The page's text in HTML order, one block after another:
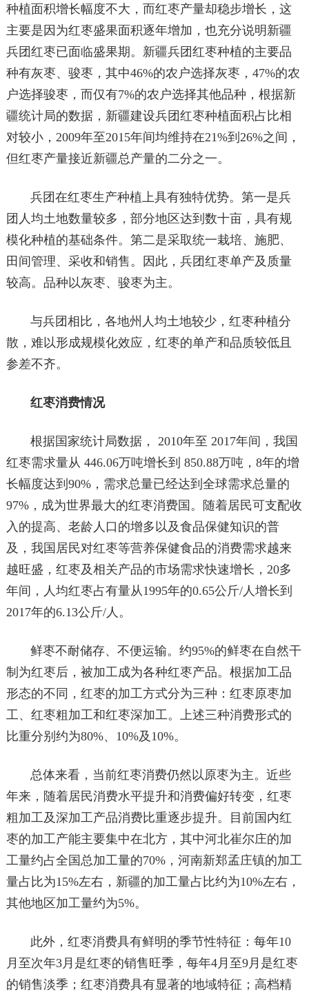
种植面积增长幅度不大，而红枣产量却稳步增长，这
主要是因为红枣盛果面积逐年增加，也充分说明新疆
兵团红枣已面临盛果期。新疆兵团红枣种植的主要品
种有灰枣、骏枣，其中46%的农户选择灰枣，47%的农
户选择骏枣，而仅有7%的农户选择其他品种，根据新
疆统计局的数据，新疆建设兵团红枣种植面积占比相
对较小，2009年至2015年间均维持在21%到26%之间，
但红枣产量接近新疆总产量的二分之一。
兵团在红枣生产种植上具有独特优势。第一是兵
团人均土地数量较多，部分地区达到数十亩，具有规
模化种植的基础条件。第二是采取统一栽培、施肥、
田间管理、采收和销售。因此，兵团红枣单产及质量
较高。品种以灰枣、骏枣为主。
与兵团相比，各地州人均土地较少，红枣种植分
散，难以形成规模化效应，红枣的单产和品质较低且
参差不齐。
红枣消费情况
根据国家统计局数据， 2010年至 2017年间，我国
红枣需求量从 446.06万吨增长到 850.88万吨，8年的增
长幅度达到90%，需求总量已经达到全球需求总量的
97%，成为世界最大的红枣消费国。随着居民可支配收
入的提高、老龄人口的增多以及食品保健知识的普
及，我国居民对红枣等营养保健食品的消费需求越来
越旺盛，红枣及相关产品的市场需求快速增长，20多
年间，人均红枣占有量从1995年的0.65公斤/人增长到
2017年的6.13公斤/人。
鲜枣不耐储存、不便运输。约95%的鲜枣在自然干
制为红枣后，被加工成为各种红枣产品。根据加工品
形态的不同，红枣的加工方式分为三种：红枣原枣加
工、红枣粗加工和红枣深加工。上述三种消费形式的
比重分别约为80%、10%及10%。
总体来看，当前红枣消费仍然以原枣为主。近些
年来，随着居民消费水平提升和消费偏好转变，红枣
粗加工及深加工产品消费比重逐步提升。目前国内红
枣的加工产能主要集中在北方，其中河北崔尔庄的加
工量约占全国总加工量的70%，河南新郑孟庄镇的加工
量占比为15%左右，新疆的加工量占比约为10%左右，
其他地区加工量约为5%。
此外，红枣消费具有鲜明的季节性特征：每年10
月至次年3月是红枣的销售旺季，每年4月至9月是红枣
的销售淡季；红枣消费具有显著的地域特征；高档精